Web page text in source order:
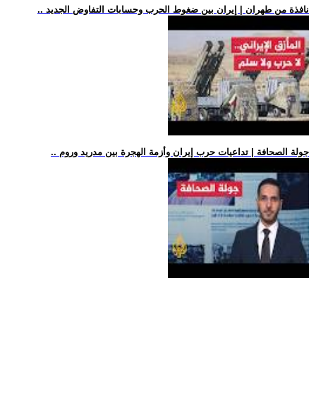
.. نافذة من طهران | إيران بين ضغوط الحرب وحسابات التفاوض الجديد
.. جولة الصحافة | تداعيات حرب إيران وأزمة الهجرة بين مدريد وروم